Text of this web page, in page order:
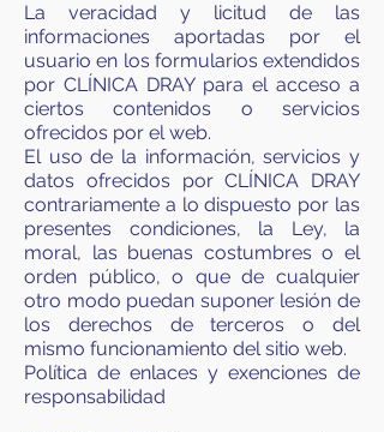
La veracidad y licitud de las
informaciones aportadas por el
usuario en los formularios extendidos
por CLÍNICA DRAY para el acceso a
ciertos contenidos o servicios
ofrecidos por el web.
El uso de la información, servicios y
datos ofrecidos por CLÍNICA DRAY
contrariamente a lo dispuesto por las
presentes condiciones, la Ley, la
moral, las buenas costumbres o el
orden público, o que de cualquier
otro modo puedan suponer lesión de
los derechos de terceros o del
mismo funcionamiento del sitio web.
Política de enlaces y exenciones de
responsabilidad